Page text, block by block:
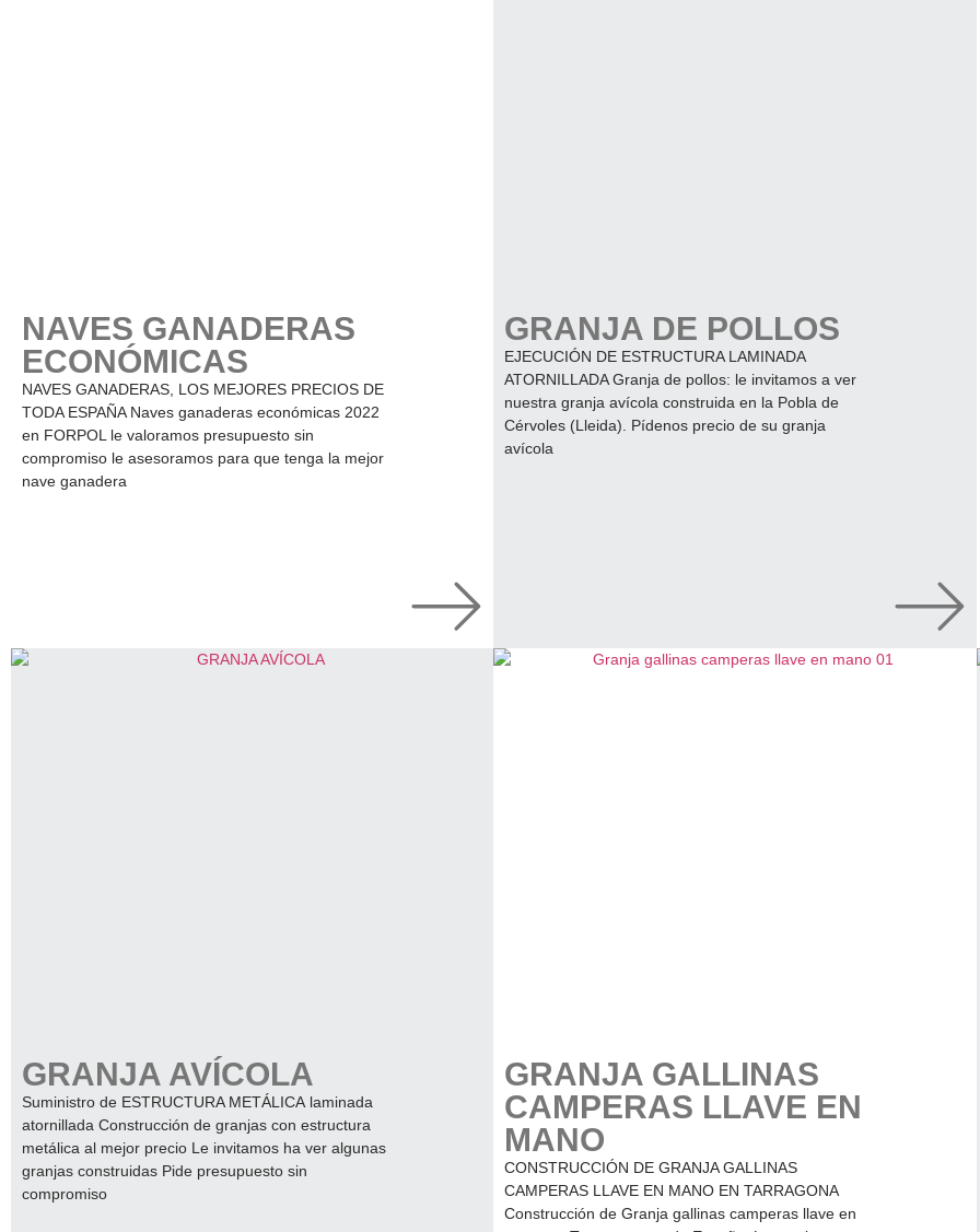
NAVES GANADERAS
ECONÓMICAS
NAVES GANADERAS, LOS MEJORES PRECIOS DE
TODA ESPAÑA Naves ganaderas económicas 2022
en FORPOL le valoramos presupuesto sin
compromiso le asesoramos para que tenga la mejor
nave ganadera
GRANJA DE POLLOS
EJECUCIÓN DE ESTRUCTURA LAMINADA
ATORNILLADA Granja de pollos: le invitamos a ver
nuestra granja avícola construida en la Pobla de
Cérvoles (Lleida). Pídenos precio de su granja
avícola
GRANJA AVÍCOLA
Suministro de ESTRUCTURA METÁLICA laminada
atornillada Construcción de granjas con estructura
metálica al mejor precio Le invitamos ha ver algunas
granjas construidas Pide presupuesto sin
compromiso
GRANJA GALLINAS
CAMPERAS LLAVE EN
MANO
CONSTRUCCIÓN DE GRANJA GALLINAS
CAMPERAS LLAVE EN MANO EN TARRAGONA
Construcción de Granja gallinas camperas llave en